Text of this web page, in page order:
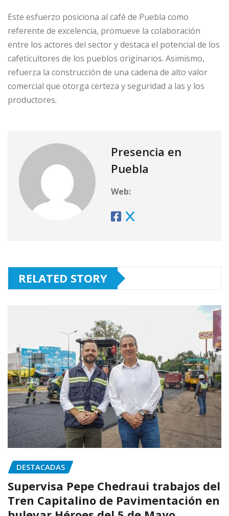
Este esfuerzo posiciona al café de Puebla como
referente de excelencia, promueve la colaboración
entre los actores del sector y destaca el potencial de los
cafeticultores de los pueblos originarios. Asimismo,
refuerza la construcción de una cadena de alto valor
comercial que otorga certeza y seguridad a las y los
productores.
Presencia en
Puebla
Web:
RELATED STORY
DESTACADAS
Supervisa Pepe Chedraui trabajos del
Tren Capitalino de Pavimentación en